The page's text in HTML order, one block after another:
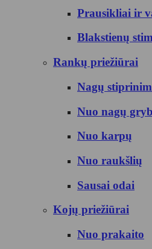
Prausikliai ir
Blakstienų
Rankų priežiūrai
Nagų
Nuo nagų
Nuo karpų
Nuo raukšlių
Sausai odai
Kojų priežiūrai
Nuo prakaito